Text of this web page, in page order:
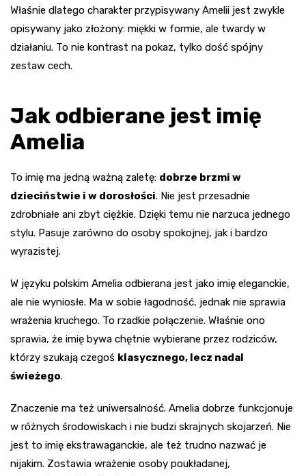
Właśnie dlatego charakter przypisywany Amelii jest zwykle
opisywany jako złożony: miękki w formie, ale twardy w
działaniu. To nie kontrast na pokaz, tylko dość spójny
zestaw cech.
Jak odbierane jest imię
Amelia
To imię ma jedną ważną zaletę: dobrze brzmi w
dzieciństwie i w dorosłości. Nie jest przesadnie
zdrobniałe ani zbyt ciężkie. Dzięki temu nie narzuca jednego
stylu. Pasuje zarówno do osoby spokojnej, jak i bardzo
wyrazistej.
W języku polskim Amelia odbierana jest jako imię eleganckie,
ale nie wyniosłe. Ma w sobie łagodność, jednak nie sprawia
wrażenia kruchego. To rzadkie połączenie. Właśnie ono
sprawia, że imię bywa chętnie wybierane przez rodziców,
którzy szukają czegoś klasycznego, lecz nadal
świeżego.
Znaczenie ma też uniwersalność. Amelia dobrze funkcjonuje
w różnych środowiskach i nie budzi skrajnych skojarzeń. Nie
jest to imię ekstrawaganckie, ale też trudno nazwać je
nijakim. Zostawia wrażenie osoby poukładanej,